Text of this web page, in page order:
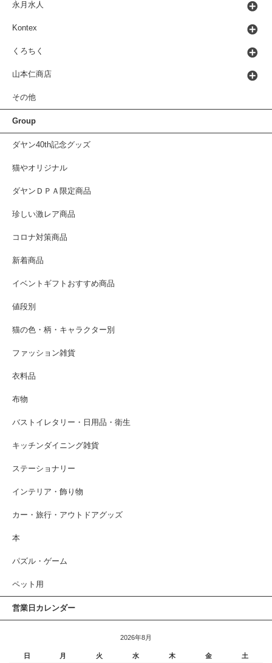
永月水人
Kontex
くろちく
山本仁商店
その他
Group
ダヤン40th記念グッズ
猫やオリジナル
ダヤンＤＰＡ限定商品
珍しい激レア商品
コロナ対策商品
新着商品
イベントギフトおすすめ商品
値段別
猫の色・柄・キャラクター別
ファッション雑貨
衣料品
布物
バストイレタリー・日用品・衛生
キッチンダイニング雑貨
ステーショナリー
インテリア・飾り物
カー・旅行・アウトドアグッズ
本
パズル・ゲーム
ペット用
営業日カレンダー
2026年8月
日 月 火 水 木 金 土